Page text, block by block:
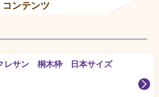
コンテンツ
レサン 桐木枠 日本サイズ